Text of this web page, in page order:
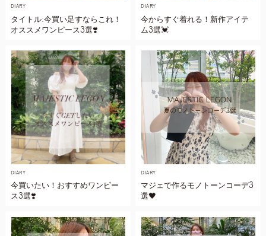
DIARY
タイトル:今買い足すならこれ！
オススメワンピース3選❣️
DIARY
今からすぐ着れる！新作アイテ
ム3選💓
DIARY
今買いたい！おすすめワンピー
ス3選❣️
DIARY
マジェで作るモノトーンコーデ3
選🖤